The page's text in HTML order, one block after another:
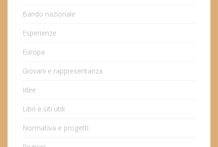
Bando nazionale
Esperienze
Europa
Giovani e rappresentanza
Idee
Libri e siti utili
Normativa e progetti